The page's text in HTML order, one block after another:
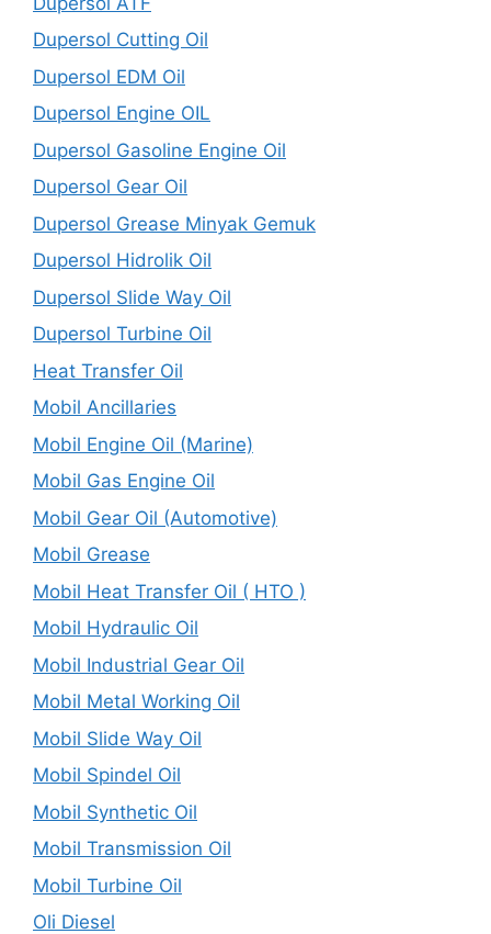
Dupersol Cutting Oil
Dupersol EDM Oil
Dupersol Engine OIL
Dupersol Gasoline Engine Oil
Dupersol Gear Oil
Dupersol Grease Minyak Gemuk
Dupersol Hidrolik Oil
Dupersol Slide Way Oil
Dupersol Turbine Oil
Heat Transfer Oil
Mobil Ancillaries
Mobil Engine Oil (Marine)
Mobil Gas Engine Oil
Mobil Gear Oil (Automotive)
Mobil Grease
Mobil Heat Transfer Oil ( HTO )
Mobil Hydraulic Oil
Mobil Industrial Gear Oil
Mobil Metal Working Oil
Mobil Slide Way Oil
Mobil Spindel Oil
Mobil Synthetic Oil
Mobil Transmission Oil
Mobil Turbine Oil
Oli Diesel